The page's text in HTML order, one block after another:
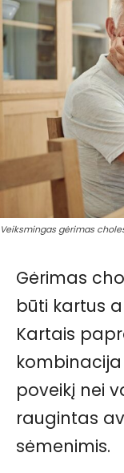
Veiksmingas gėrimas
Gėrimas
būti kartus
Kartais
poveikį nei
raugintas
sėmenimis.